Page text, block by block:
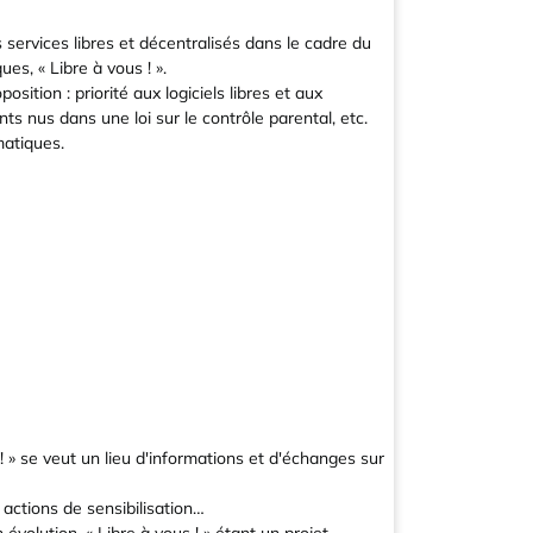
libres et décentralisés dans le cadre du
« Libre à vous ! ».
: priorité aux logiciels libres et aux
nus dans une loi sur le contrôle parental, etc.
se veut un lieu d'informations et d'échanges sur
de sensibilisation…